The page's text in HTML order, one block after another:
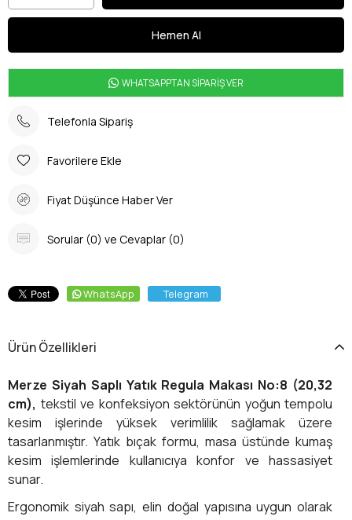
WHATSAPPTAN SİPARİŞ VER
Telefonla Sipariş
Favorilere Ekle
Fiyat Düşünce Haber Ver
Sorular (0) ve Cevaplar (0)
WhatsApp Telegram
Ürün Özellikleri
Merze Siyah Saplı Yatık Regula Makası No:8 (20,32
cm), tekstil ve konfeksiyon sektörünün yoğun tempolu
kesim işlerinde yüksek verimlilik sağlamak üzere
tasarlanmıştır. Yatık bıçak formu, masa üstünde kumaş
kesim işlemlerinde kullanıcıya konfor ve hassasiyet
sunar.
Ergonomik siyah sapı, elin doğal yapısına uygun olarak